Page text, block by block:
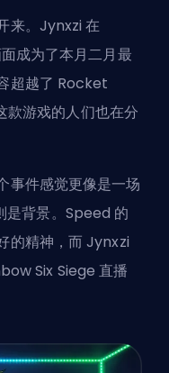
来。Jynxzi 在
成为了本月二月最
超越了 Rocket
游戏的人们也在分
事件感觉更像是一场
背景。Speed 的
的精神，而 Jynxzi
Six Siege 直播